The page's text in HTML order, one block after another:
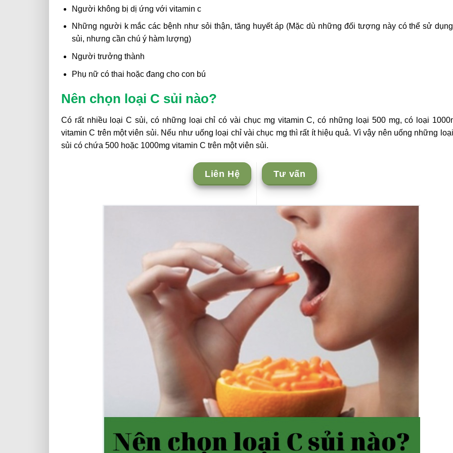
Người không bị dị ứng với vitamin c
Những người k mắc các bệnh như sỏi thận, tăng huyết áp (Mặc dù những đối tượng này có thể sử
sủi, nhưng cần chú ý hàm lượng)
Người trưởng thành
Phụ nữ có thai hoặc đang cho con bú
Nên chọn loại C sủi nào?
Có rất nhiều loại C sủi, có những loại chỉ có vài chục mg vitamin C, có những loại 500 mg, có loại
vitamin C trên một viên sủi. Nếu như uống loại chỉ vài chục mg thì rất ít hiệu quả. Vì vậy nên uống những
sủi có chứa 500 hoặc 1000mg vitamin C trên một viên sủi.
Liên Hệ Tư vấn